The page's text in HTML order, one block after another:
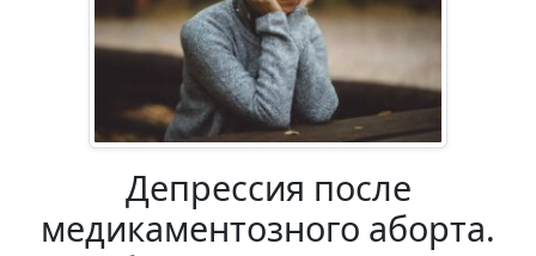
Депрессия после
медикаментозного аборта.